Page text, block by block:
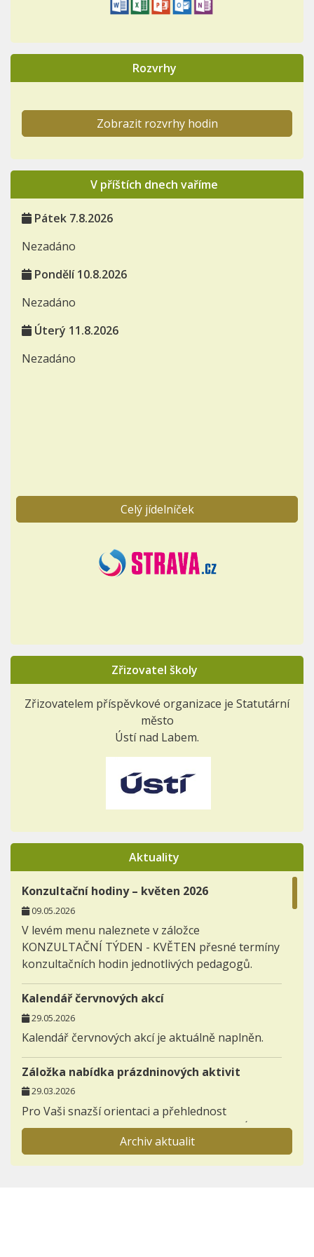
Rozvrhy
Zobrazit rozvrhy hodin
V příštích dnech vaříme
Pátek 7.8.2026
Nezadáno
Pondělí 10.8.2026
Nezadáno
Úterý 11.8.2026
Nezadáno
Celý jídelníček
Zřizovatel školy
Zřizovatelem příspěvkové organizace je Statutární
město
Ústí nad Labem.
Aktuality
Konzultační hodiny – květen 2026
09.05.2026
V levém menu naleznete v záložce
KONZULTAČNÍ TÝDEN - KVĚTEN přesné termíny
konzultačních hodin jednotlivých pedagogů.
Kalendář červnových akcí
29.05.2026
Kalendář červnových akcí je aktuálně naplněn.
Záložka nabídka prázdninových aktivit
29.03.2026
Pro Vaši snazší orientaci a přehlednost
zakládáme novou záložku AKTIVITY - NABÍDKA
PRÁZDNINOVÝCH AKTIVIT.
Archiv aktualit